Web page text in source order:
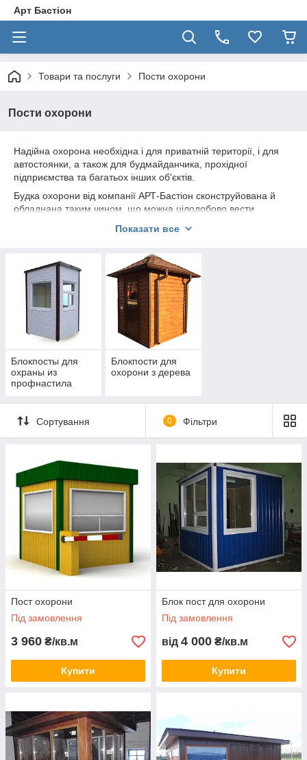
Арт Бастіон
Товари та послуги Пости охорони
Пости охорони
Надійна охорона необхідна і для приватній території, і для
автостоянки, а також для будмайданчика, прохідної
підприємства та багатьох інших об'єктів.
Будка охорони від компанії АРТ-Бастіон сконструйована й
обладнана таким чином, що можна цілодобово вести
, виготовлені нашими фахівцями, з
урахуванням вимог замовників, що мають максимальний
огляд і відповідне технічне оснащення.
Показати все
Блокпосты для
охраны из
профнастила
Блокпости для
охорони з дерева
Сортування 0 Фільтри
Пост охорони
Під замовлення
3 960 ₴/кв.м
Купити
Блок пост для охорони
Під замовлення
від 4 000 ₴/кв.м
Купити